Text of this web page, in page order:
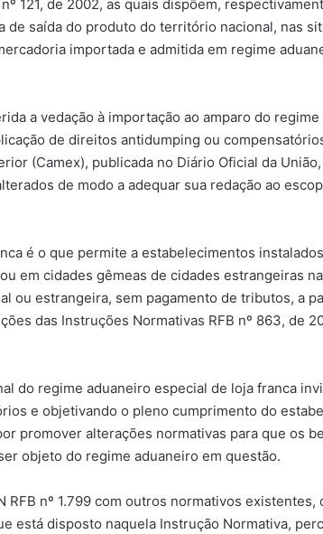
121, de 2002, as quais dispõem,
de saída do produto do território nacional, nas
importada e admitida em regime
a vedação à importação ao amparo do
de direitos antidumping ou
(Camex), publicada no Diário Oficial da
de modo a adequar sua redação ao
é o que permite a estabelecimentos
em cidades gêmeas de cidades estrangeiras
ou estrangeira, sem pagamento de tributos, a
das Instruções Normativas RFB nº 863, de
do regime aduaneiro especial de loja franca
e objetivando o pleno cumprimento do
promover alterações normativas para que os
objeto do regime aduaneiro em questão.
RFB nº 1.799 com outros normativos existentes,
está disposto naquela Instrução Normativa,